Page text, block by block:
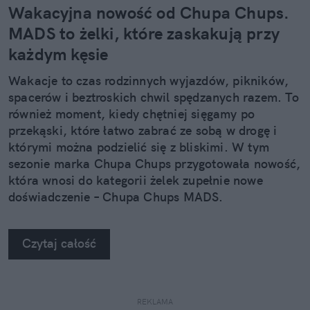
Wakacyjna nowość od Chupa Chups.
MADS to żelki, które zaskakują przy
każdym kęsie
Wakacje to czas rodzinnych wyjazdów, pikników,
spacerów i beztroskich chwil spędzanych razem. To
również moment, kiedy chętniej sięgamy po
przekąski, które łatwo zabrać ze sobą w drogę i
którymi można podzielić się z bliskimi. W tym
sezonie marka Chupa Chups przygotowała nowość,
która wnosi do kategorii żelek zupełnie nowe
doświadczenie – Chupa Chups MADS.
Czytaj całość
REKLAMA